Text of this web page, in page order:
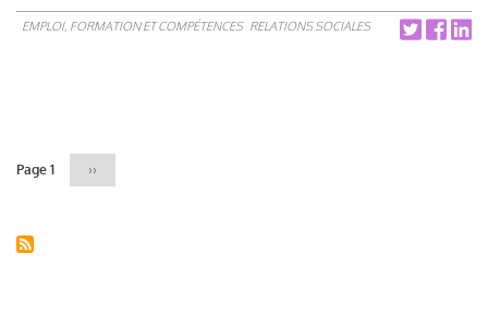
EMPLOI, FORMATION ET COMPÉTENCES RELATIONS SOCIALES
Page 1
Page
››